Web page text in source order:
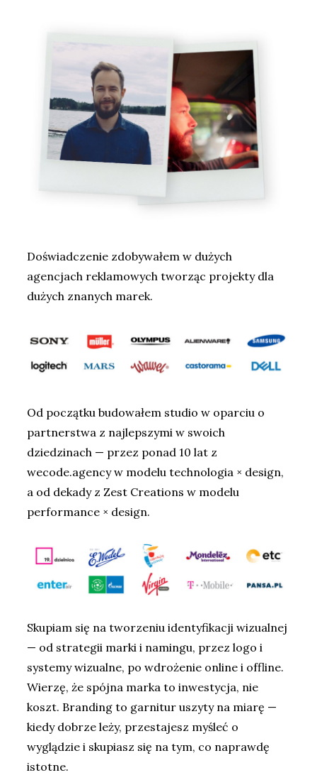
Doświadczenie zdobywałem w dużych
agencjach reklamowych tworząc projekty dla
dużych znanych marek.
Od początku budowałem studio w oparciu o
partnerstwa z najlepszymi w swoich
dziedzinach — przez ponad 10 lat z
wecode.agency w modelu technologia × design,
a od dekady z Zest Creations w modelu
performance × design.
Skupiam się na tworzeniu identyfikacji wizualnej
— od strategii marki i namingu, przez logo i
systemy wizualne, po wdrożenie online i offline.
Wierzę, że spójna marka to inwestycja, nie
koszt. Branding to garnitur uszyty na miarę —
kiedy dobrze leży, przestajesz myśleć o
wyglądzie i skupiasz się na tym, co naprawdę
istotne.